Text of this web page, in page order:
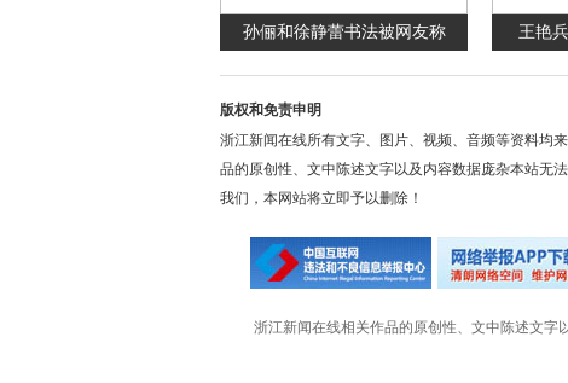
孙俪和徐静蕾书法被网友称 王艳
版权和免责申明
浙江新闻在线所有文字、图片、视频、音频等资料均
品的原创性、文中陈述文字以及内容数据庞杂本站无
我们，本网站将立即予以删除！
浙江新闻在线相关作品的原创性、文中陈述文字